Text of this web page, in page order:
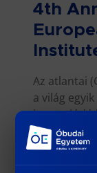
4th
Az atlantai
a világ
olyan
a […]